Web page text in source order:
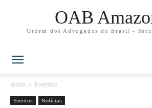
OAB
Ordem dos Advogados do Brasil -
Início Eventos
Eventos Notícias